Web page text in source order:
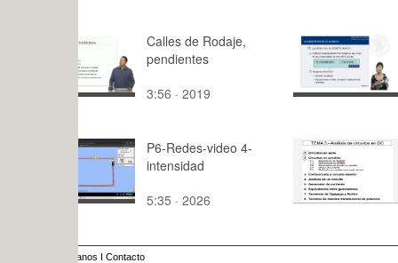
Calles de Rodaje,
pendientes
3:56 · 2019
Ejemplo
Proyecto
12:04 ·
P6-Redes-video 4-
intensidad
5:35 · 2026
Teoría de
3.2.4.a-
paralelo.
corriente
13:33 ·